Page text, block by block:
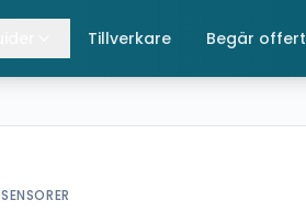
Tillverkare Begär offert